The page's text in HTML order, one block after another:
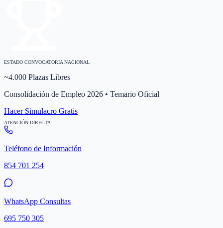
ESTADO CONVOCATORIA NACIONAL
~4.000 Plazas Libres
Consolidación de Empleo 2026 • Temario Oficial
Hacer Simulacro Gratis
ATENCIÓN DIRECTA
Teléfono de Información
854 701 254
WhatsApp Consultas
695 750 305